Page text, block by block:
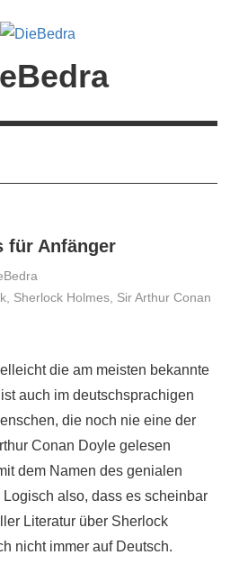
für Anfänger
Sherlock Holmes Sir Arthur Conan
die am meisten bekannte
auch im deutschsprachigen
die noch nie eine der
Conan Doyle gelesen
dem Namen des genialen
also, dass es scheinbar
Literatur über Sherlock
nicht immer auf Deutsch.